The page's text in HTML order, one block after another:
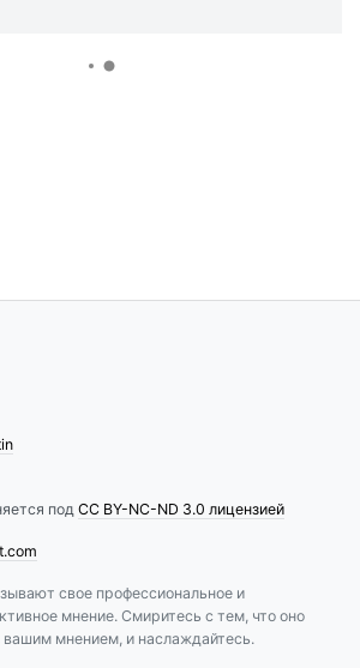
под CC BY-NC-ND 3.0 лицензией
свое профессиональное и
мнение. Смиритесь с тем, что оно
мнением, и наслаждайтесь.